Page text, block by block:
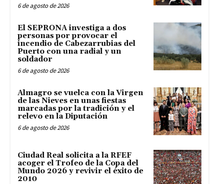
6 de agosto de 2026
El SEPRONA investiga a dos
personas por provocar el
incendio de Cabezarrubias del
Puerto con una radial y un
soldador
6 de agosto de 2026
Almagro se vuelca con la Virgen
de las Nieves en unas fiestas
marcadas por la tradición y el
relevo en la Diputación
6 de agosto de 2026
Ciudad Real solicita a la RFEF
acoger el Trofeo de la Copa del
Mundo 2026 y revivir el éxito de
2010